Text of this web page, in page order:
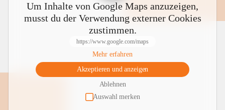
Um Inhalte von Google Maps anzuzeigen,
musst du der Verwendung externer Cookies
zustimmen.
https://www.google.com/maps
Mehr erfahren
Akzeptieren und anzeigen
Ablehnen
Auswahl merken